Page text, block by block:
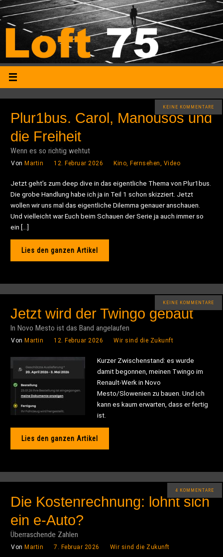
KEINE KOMMENTARE
Plur1bus. Carol, Manousos und
die Freiheit
Wenn es so richtig wehtut
Von Martin 12. Februar 2026 Kino, Fernsehen, Video
Jetzt geht’s zum deep dive in das eigentliche Thema von Plur1bus.
Die grobe Handlung habe ich ja in Teil 1 schon skizziert. Jetzt
wollen wir uns mal das eigentliche Dilemma genauer anschauen.
Und vielleicht war Euch beim Schauen der Serie ja auch immer so
ein […]
Lies den ganzen Artikel
KEINE KOMMENTARE
Jetzt wird der Twingo gebaut
In Novo Mesto ist das Band angelaufen
Von Martin 12. Februar 2026 Wir sind die Zukunft
Kurzer Zwischenstand: es wurde
damit begonnen, meinen Twingo im
Renault-Werk in Novo
Mesto/Slowenien zu bauen. Und ich
kann es kaum erwarten, dass er fertig
ist.
Lies den ganzen Artikel
4 KOMMENTARE
Die Kostenrechnung: lohnt sich
ein e-Auto?
Überraschende Zahlen
VonMartin 7. Februar 2026 Wir sind die Zukunft